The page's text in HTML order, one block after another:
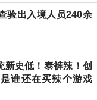
验出入境人员240余
新史低！泰裤辣！创
谁还在买辣个游戏